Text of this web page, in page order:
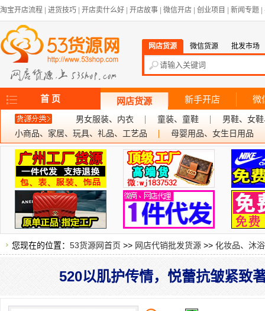
淘宝开店流程 进货技巧 开店卖什么好 开店故事 微信开店 创业项目 新闻专题
网店货源 微信货源 批发市场
首 页 网店货源 新手开店 微
男女服装、内衣 童装、童鞋
男鞋、女
小商品、家居、玩具、礼品、工艺品
母婴用品、女生日用品
您现在的位置： 53货源网首页 >> 网店代销批发货源 >> 化妆品、沐
520以肌护传情，悦蕾抗皱紧致